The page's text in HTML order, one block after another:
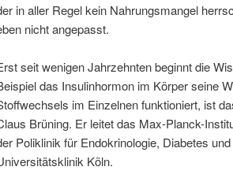
s
p
r
i
l
t
s
p
in aller Regel kein Nahrungsmangel
nicht angepasst.
seit wenigen Jahrzehnten beginnt die
das Insulinhormon im Körper seine
im Einzelnen funktioniert, ist
Brüning. Er leitet das Max-Planck-
Poliklinik für Endokrinologie, Diabetes
Köln.